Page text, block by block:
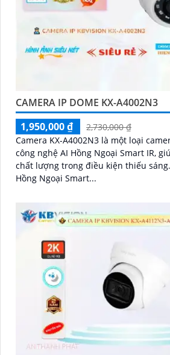
CAMERA IP DOME KX-A4002N3
1,950,000 ₫
2,730,000 ₫
Camera KX-A4002N3 là một loại
công nghệ AI Hồng Ngoại Smart IR,
chất lượng trong điều kiện thiếu sáng. Với chức năng
Hồng Ngoại Smart...